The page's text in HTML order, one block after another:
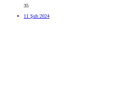
35
11 Şub 2024